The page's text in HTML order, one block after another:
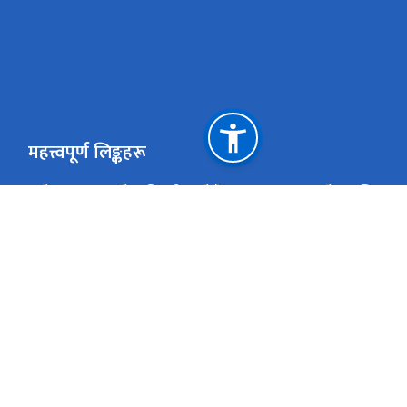
महत्त्वपूर्ण लिङ्कहरू
नेपाल सरकारको आधिकारिक पोर्टल
उद्योग, वाणिज्य